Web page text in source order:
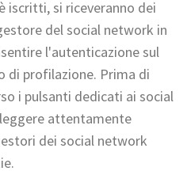
iscritti, si riceveranno dei
del social network in
l'autenticazione sul
di profilazione. Prima di
i pulsanti dedicati ai social
attentamente
dei social network